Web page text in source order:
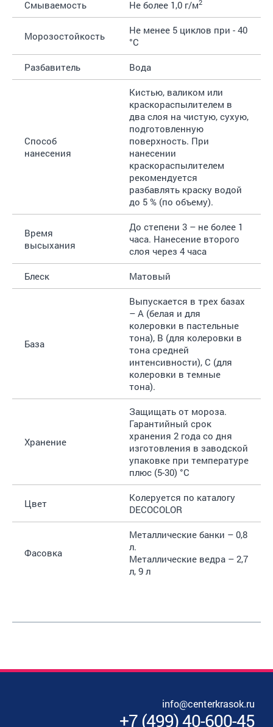
Смываемость Не более 1,0 г/м2
Морозостойкость
Не менее 5 циклов при - 40
°С
Разбавитель Вода
Способ
нанесения
Кистью, валиком или
краскораспылителем в
два слоя на чистую, сухую,
подготовленную
поверхность. При
нанесении
краскораспылителем
рекомендуется
разбавлять краску водой
до 5 % (по объему).
Время
высыхания
До степени 3 – не более 1
часа. Нанесение второго
слоя через 4 часа
Блеск Матовый
База
Выпускается в трех базах
– A (белая и для
колеровки в пастельные
тона), B (для колеровки в
тона средней
интенсивности), C (для
колеровки в темные
тона).
Хранение
Защищать от мороза.
Гарантийный срок
хранения 2 года со дня
изготовления в заводской
упаковке при температуре
плюс (5-30) °С
Цвет
Колеруется по каталогу
DECOCOLOR
Фасовка
Металлические банки – 0,8
л.
Металлические ведра – 2,7
л, 9 л
info@centerkrasok.ru
+7(499)40-600-45